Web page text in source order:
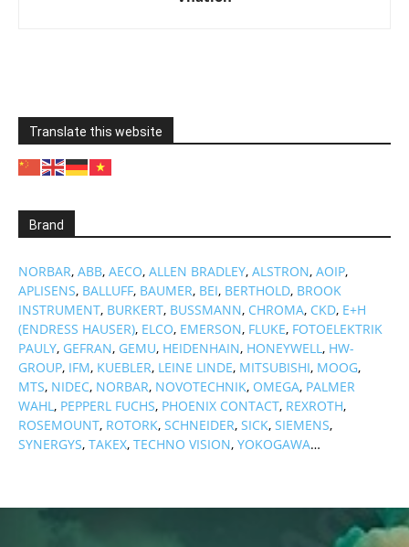
Translate this website
Brand
NORBAR, ABB, AECO, ALLEN BRADLEY, ALSTRON, AOIP,
APLISENS, BALLUFF, BAUMER, BEI, BERTHOLD, BROOK
INSTRUMENT, BURKERT, BUSSMANN, CHROMA, CKD, E+H
(ENDRESS HAUSER), ELCO, EMERSON, FLUKE, FOTOELEKTRIK
PAULY, GEFRAN, GEMU, HEIDENHAIN, HONEYWELL, HW-
GROUP, IFM, KUEBLER, LEINE LINDE, MITSUBISHI, MOOG,
MTS, NIDEC, NORBAR, NOVOTECHNIK, OMEGA, PALMER
WAHL, PEPPERL FUCHS, PHOENIX CONTACT, REXROTH,
ROSEMOUNT, ROTORK, SCHNEIDER, SICK, SIEMENS,
SYNERGYS, TAKEX, TECHNO VISION, YOKOGAWA…